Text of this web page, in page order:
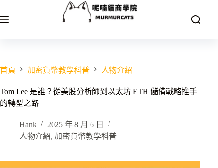
至
容
首頁 加密貨幣教學科普 人物介紹
Tom Lee 是誰？從美股分析師到以太坊 ETH 儲備戰略推手
的轉型之路
Hank
2025 年 8 月 6 日
人物介紹, 加密貨幣教學科普